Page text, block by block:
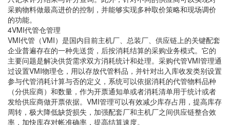
采购物料做最高进价的控制，并能够实现多种取价策略和现场调价
的功能。
4VMI代管仓管理
VMI代管（VMI）是国内目前主机厂、总装厂、供应链上的关键配套
企业普遍存在的一种先送货，后按消耗结算的采购业务模式。它的
主要问题是解决供货需求双方消耗统计和处理。采购代管VMI管理通
过设置VMI物理仓，用以存放代管料品，并针对出入库收发类别设置
参与代管消耗计算与否的定义，系统可以依据消耗的代管物料品种
（分供应商）和数量，作为开票通知单或者消耗清单用于统计或者
发给供应商做开票依据。VMI管理可以有效减少库存占用，提高库存
周转，极大降低缺货损失，加强配套厂和主机厂之间供应链整合效
率，加快库存对帐准确率，提高结算速度。